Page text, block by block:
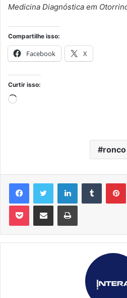
Medicina Diagnóstica em
Compartilhe isso:
Facebook X
Curtir isso:
Carregando...
ronco
FacebookTwitter LinkedinTumblr
Pocket Compartilhar via e-mail Imprimir